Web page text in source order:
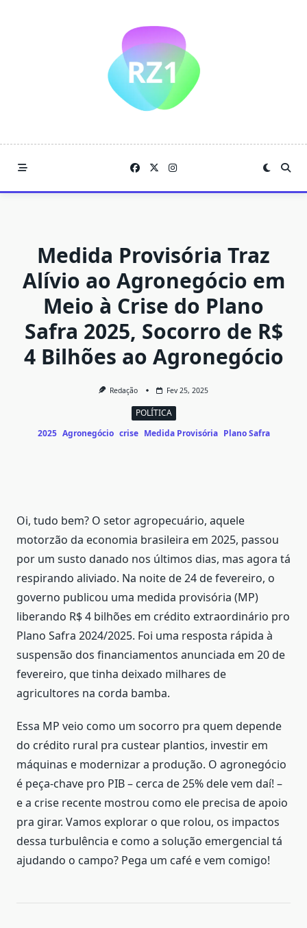
Medida Provisória Traz
Alívio ao Agronegócio em
Meio à Crise do Plano
Safra 2025, Socorro de R$
4 Bilhões ao Agronegócio
Redação Fev 25, 2025
POLÍTICA
2025 Agronegócio crise Medida Provisória Plano Safra
Oi, tudo bem? O setor agropecuário, aquele
motorzão da economia brasileira em 2025, passou
por um susto danado nos últimos dias, mas agora tá
respirando aliviado. Na noite de 24 de fevereiro, o
governo publicou uma medida provisória (MP)
liberando R$ 4 bilhões em crédito extraordinário pro
Plano Safra 2024/2025. Foi uma resposta rápida à
suspensão dos financiamentos anunciada em 20 de
fevereiro, que tinha deixado milhares de
agricultores na corda bamba.
Essa MP veio como um socorro pra quem depende
do crédito rural pra custear plantios, investir em
máquinas e modernizar a produção. O agronegócio
é peça-chave pro PIB – cerca de 25% dele vem daí! –
e a crise recente mostrou como ele precisa de apoio
pra girar. Vamos explorar o que rolou, os impactos
dessa turbulência e como a solução emergencial tá
ajudando o campo? Pega um café e vem comigo!